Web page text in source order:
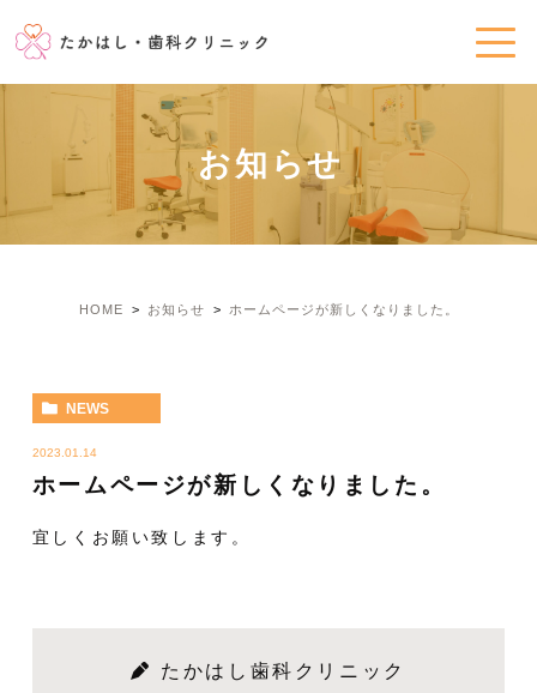
お知らせ
HOME お知らせ ホームページが新しくなりました。
NEWS
2023.01.14
ホームページが新しくなりました。
宜しくお願い致します。
たかはし歯科クリニック